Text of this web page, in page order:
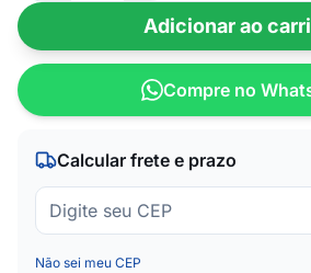
Adicionar ao
Compre no
Calcular frete e prazo
Não sei meu CEP